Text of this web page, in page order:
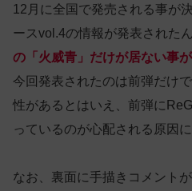
12月に全国で発売される事が
ースvol.4の情報が発表されたん
の「火威青」だけが居ない事
今回発表されたのは前弾だけ
性があるとはいえ、前弾に
っているのが心配される原因
なお、裏面に手描きコメント